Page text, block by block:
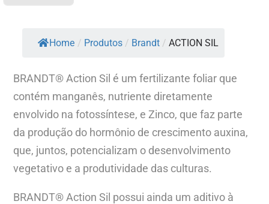
Home / Produtos / Brandt / ACTION SIL
BRANDT® Action Sil é um fertilizante foliar que
contém manganês, nutriente diretamente
envolvido na fotossíntese, e Zinco, que faz parte
da produção do hormônio de crescimento auxina,
que, juntos, potencializam o desenvolvimento
vegetativo e a produtividade das culturas.
BRANDT® Action Sil possui ainda um aditivo à